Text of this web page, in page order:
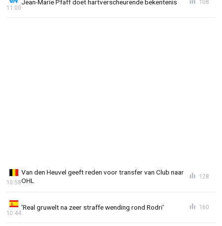
Jean-Marie Pfaff doet hartverscheurende bekentenis
11:00
108
Van den Heuvel geeft reden voor transfer van Club naar
OHL
10:58
128
'Real gruwelt na zeer straffe wending rond Rodri'
10:44
160